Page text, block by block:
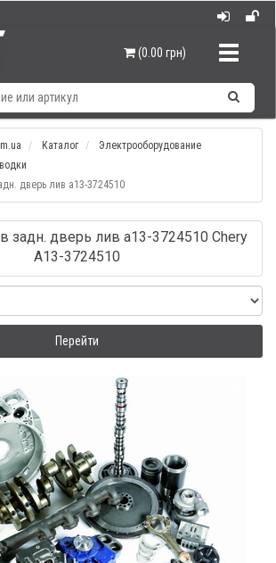
(0.00 грн)
Каталог
Электрооборудование
дверь лив а13-3724510
задн. дверь лив а13-3724510 Chery
A13-3724510
Перейти